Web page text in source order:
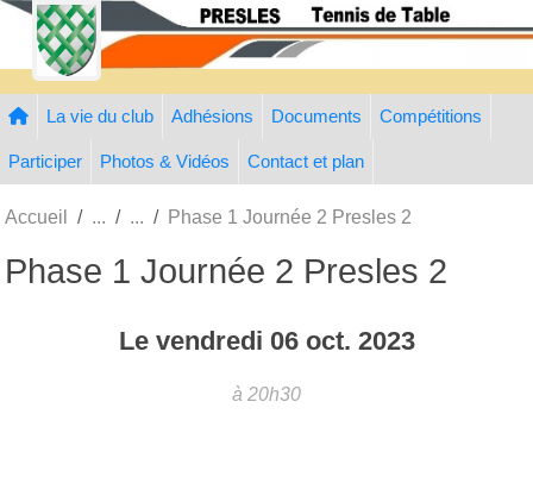
La vie du club Adhésions Documents Compétitions
Participer Photos & Vidéos Contact et plan
Accueil Phase 1 Journée 2 Presles 2
Phase 1 Journée 2 Presles 2
Le vendredi 06 oct. 2023
à 20h30
Panneau de gestion des cookies